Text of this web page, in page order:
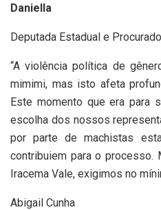
Daniella
Deputada Estadual e
“A violência política de
mimimi, mas isto afeta
Este momento que era para
escolha dos nossos
por parte de machistas
contribuiem para o processo.
Iracema Vale, exigimos no
Abigail Cunha